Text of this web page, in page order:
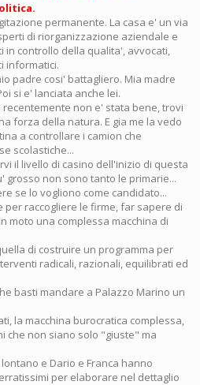
permanente. La casa e' un via
di riorganizzazione aziendale e
in controllo della qualita', avvocati,
informatici.
padre cosi' battagliero. Mia madre
si e' lanciata anche lei.
recentemente non e' stata bene, trovi
forza della natura. E gia me la vedo
a controllare i camion che
scolastiche...
il livello di casino dell'inizio di questa
grosso non sono tanto le primarie...
se lo vogliono come candidato...
raccogliere le firme, far sapere di
moto una complessa macchina di
di costruire un programma per
radicali, razionali, equilibrati ed
basti mandare a Palazzo Marino un
la macchina burocratica complessa,
che non siano solo "giuste" ma
e Dario e Franca hanno
per elaborare nel dettaglio